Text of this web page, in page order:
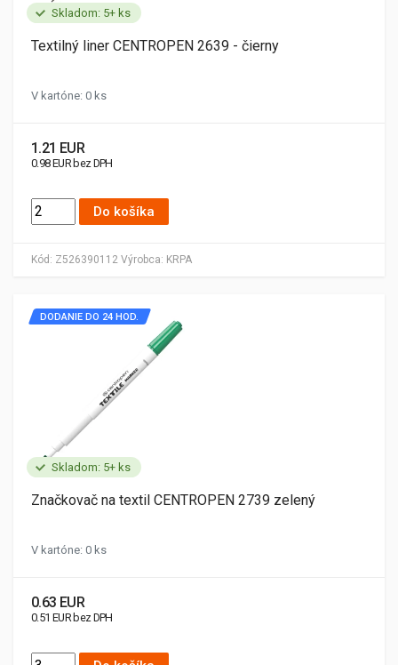
Skladom: 5+ ks
Kód: Z526390112 Výrobca: KRPA
Textilný liner CENTROPEN 2639 - čierny
V kartóne: 0 ks
1.21 EUR
0.98 EUR bez DPH
Do košíka
Skladom: 5+ ks
DODANIE DO 24 HOD.
Značkovač na textil CENTROPEN 2739 zelený
V kartóne: 0 ks
0.63 EUR
0.51 EUR bez DPH